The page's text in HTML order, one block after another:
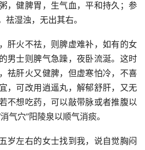
，健脾胃，生气血，平和持久；参
祛湿浊，无出其右。
肝火不祛，则脾虚难补，如有的女
男士则脾气急躁，夜卧流涎。这时
祛肝火又健脾，但虚寒怕冷，不喜
，可改用逍遥丸，解郁舒肝，又无
不想吃药，可以敲带脉或者推腹以
气穴”阳陵泉以顺气消痰。
岁左右的女士找到我，说自觉胸闷